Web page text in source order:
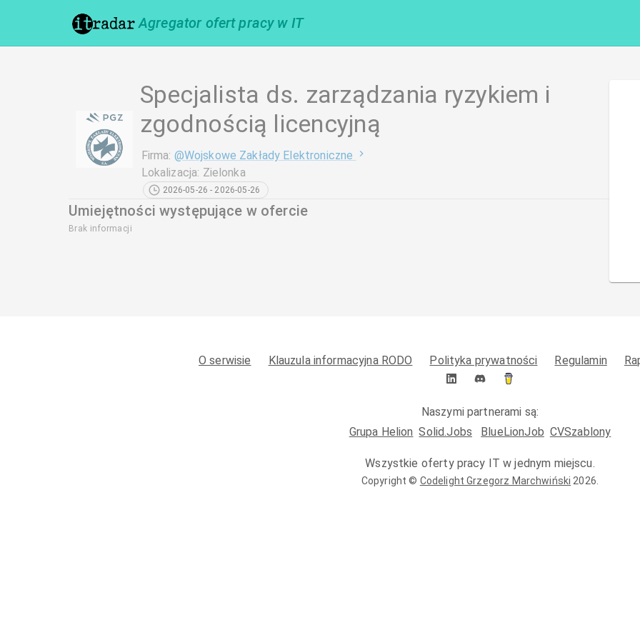
Agregator ofert pracy w IT
Specjalista ds. zarządzania ryzykiem i
zgodnością licencyjną
Firma: @Wojskowe Zakłady Elektroniczne
Lokalizacja: Zielonka
2026-05-26 - 2026-05-26
Umiejętności występujące w ofercie
Brak informacji
O serwisie Klauzula informacyjna RODO Polityka prywatności Regulamin
Naszymi partnerami są:
Grupa Helion Solid.Jobs BlueLionJob CVSzablony
Wszystkie oferty pracy IT w jednym miejscu.
Copyright © Codelight Grzegorz Marchwiński 2026.